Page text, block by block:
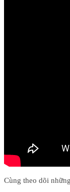
Cùng theo dõi